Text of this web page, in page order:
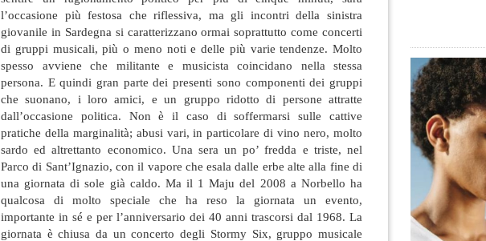
l’occasione più festosa che riflessiva, ma gli incontri della sinistra
giovanile in Sardegna si caratterizzano ormai soprattutto come concerti
di gruppi musicali, più o meno noti e delle più varie tendenze. Molto
spesso avviene che militante e musicista coincidano nella stessa
persona. E quindi gran parte dei presenti sono componenti dei gruppi
che suonano, i loro amici, e un gruppo ridotto di persone attratte
dall’occasione politica. Non è il caso di soffermarsi sulle cattive
pratiche della marginalità; abusi vari, in particolare di vino nero, molto
sardo ed altrettanto economico. Una sera un po’ fredda e triste, nel
Parco di Sant’Ignazio, con il vapore che esala dalle erbe alte alla fine di
una giornata di sole già caldo. Ma il 1 Maju del 2008 a Norbello ha
qualcosa di molto speciale che ha reso la giornata un evento,
importante in sé e per l’anniversario dei 40 anni trascorsi dal 1968. La
giornata è chiusa da un concerto degli Stormy Six, gruppo musicale